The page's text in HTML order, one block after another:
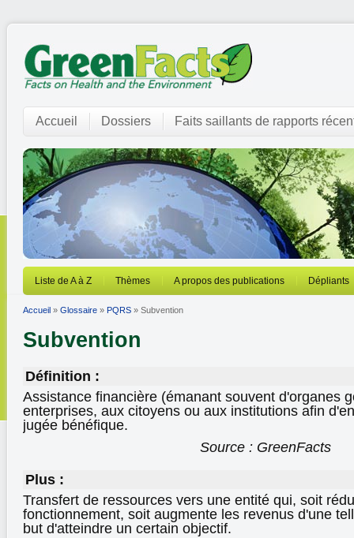
Accueil Dossiers Faits saillants de rapports
Liste de A à Z Thèmes A propos des publications Dépliants
Accueil » Glossaire » PQRS » Subvention
Subvention
Définition :
Assistance financière (émanant souvent d'organes
enterprises, aux citoyens ou aux institutions afin
jugée bénéfique.
Source : GreenFacts
Plus :
Transfert de ressources vers une entité qui, soit
fonctionnement, soit augmente les revenus d'une
but d'atteindre un certain objectif.